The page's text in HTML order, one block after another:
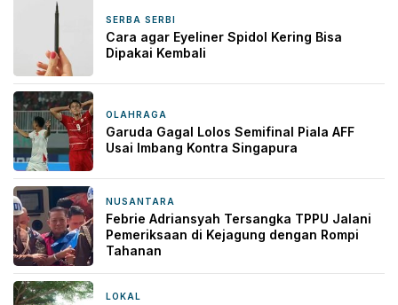
SERBA SERBI
Cara agar Eyeliner Spidol Kering Bisa
Dipakai Kembali
OLAHRAGA
Garuda Gagal Lolos Semifinal Piala AFF
Usai Imbang Kontra Singapura
NUSANTARA
Febrie Adriansyah Tersangka TPPU Jalani
Pemeriksaan di Kejagung dengan Rompi
Tahanan
LOKAL